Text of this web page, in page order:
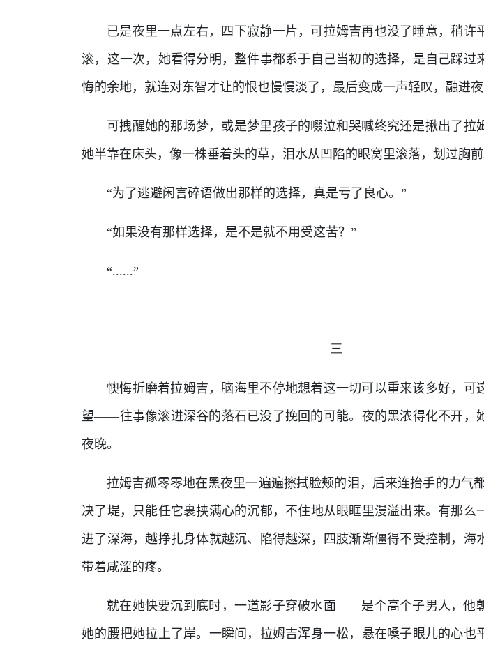
已是夜里一点左右，四下寂静一片，可拉姆吉再也没了睡意，稍许
滚，这一次，她看得分明，整件事都系于自己当初的选择，是自己踩过
悔的余地，就连对东智才让的恨也慢慢淡了，最后变成一声轻叹，融进夜
可拽醒她的那场梦，或是梦里孩子的啜泣和哭喊终究还是揪出了拉
她半靠在床头，像一株垂着头的草，泪水从凹陷的眼窝里滚落，划过胸前
“为了逃避闲言碎语做出那样的选择，真是亏了良心。”
“如果没有那样选择，是不是就不用受这苦？”
“......”
三
懊悔折磨着拉姆吉，脑海里不停地想着这一切可以重来该多好，可
望——往事像滚进深谷的落石已没了挽回的可能。夜的黑浓得化不开，
夜晚。
拉姆吉孤零零地在黑夜里一遍遍擦拭脸颊的泪，后来连抬手的力
决了堤，只能任它裹挟满心的沉郁，不住地从眼眶里漫溢出来。有那么
进了深海，越挣扎身体就越沉、陷得越深，四肢渐渐僵得不受控制，海
带着咸涩的疼。
就在她快要沉到底时，一道影子穿破水面——是个高个子男人，他
她的腰把她拉上了岸。一瞬间，拉姆吉浑身一松，悬在嗓子眼儿的心也